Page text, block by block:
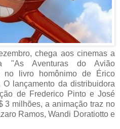
chega aos cinemas a
"As Aventuras do Avião
no livro homônimo de Érico
lançamento da distribuidora
de Frederico Pinto e José
3 milhões, a animação traz no
Ramos, Wandi Doratiotto e